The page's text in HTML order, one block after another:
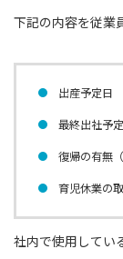
下記の内容を従業
出産予定日
最終出社予
復帰の有無
育児休業の
社内で使用してい